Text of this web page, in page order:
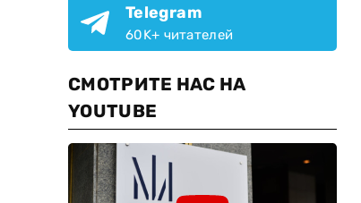
Telegram
60K+ читателей
СМОТРИТЕ НАС НА
YOUTUBE